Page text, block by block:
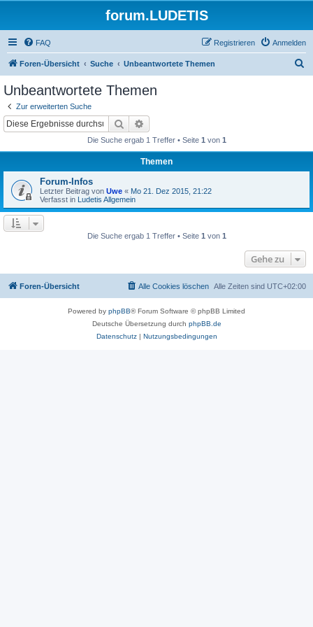
forum.LUDETIS
FAQ Anmelden
Registrieren
Foren-Übersicht Suche Unbeantwortete Themen
Unbeantwortete Themen
Zur erweiterten Suche
Suche
Die Suche ergab 1 Treffer • Seite 1 von 1
Themen
Forum-Infos
Letzter Beitrag von Uwe « Mo 21. Dez 2015, 21:22
Verfasst in Ludetis Allgemein
Die Suche ergab 1 Treffer • Seite 1 von 1
Gehe zu
Foren-Übersicht Alle Zeiten sind UTC+02:00
Alle Cookies löschen
Powered by phpBB® Forum Software © phpBB Limited
Deutsche Übersetzung durch phpBB.de
Datenschutz| Nutzungsbedingungen